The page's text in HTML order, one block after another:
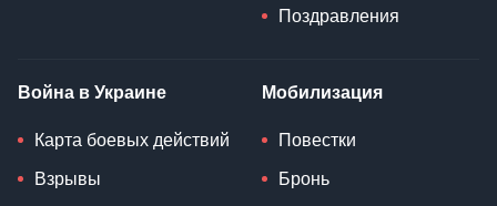
Поздравления
Война в Украине
Карта боевых действий
Взрывы
Мобилизация
Повестки
Бронь